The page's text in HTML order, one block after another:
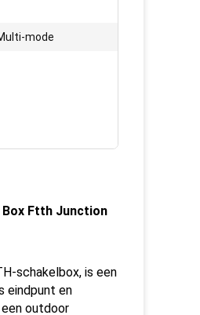
mode
Ftth Junction
schakelbox, is een
eindpunt en
outdoor